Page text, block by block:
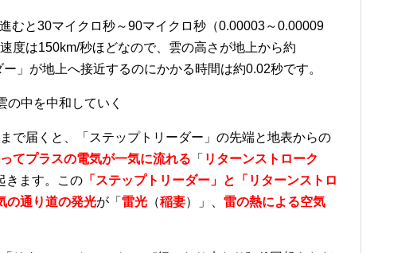
進むと30マイクロ秒～90マイクロ秒（0.00003～0.00009
度は150km/秒ほどなので、雲の高さが地上から約
」が地上へ接近するのにかかる時間は約0.02秒です。
の中を中和していく
で届くと、「ステップトリーダー」の先端と地表からの
てプラスの電気が一気に流れる 「 リターンストローク
きます。この 「ステップトリーダー」と「リターンストロ
の通り道の発光が「 雷光 （稲妻）」、 雷の熱による空気